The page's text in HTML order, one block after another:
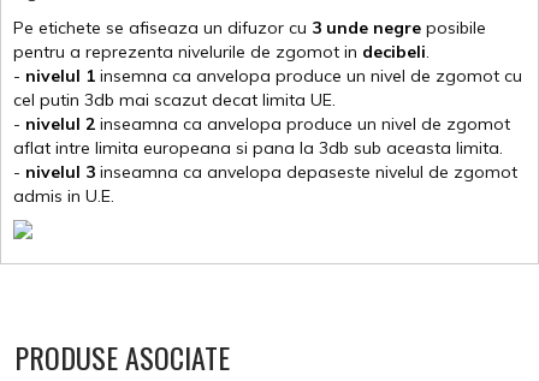
Pe etichete se afiseaza un difuzor cu 3 unde negre posibile
pentru a reprezenta nivelurile de zgomot in decibeli.
- nivelul 1 insemna ca anvelopa produce un nivel de zgomot cu
cel putin 3db mai scazut decat limita UE.
- nivelul 2 inseamna ca anvelopa produce un nivel de zgomot
aflat intre limita europeana si pana la 3db sub aceasta limita.
- nivelul 3 inseamna ca anvelopa depaseste nivelul de zgomot
admis in U.E.
PRODUSE ASOCIATE